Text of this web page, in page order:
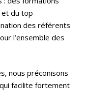
et du top
des référents
l’ensemble des
nous préconisons
facilite fortement